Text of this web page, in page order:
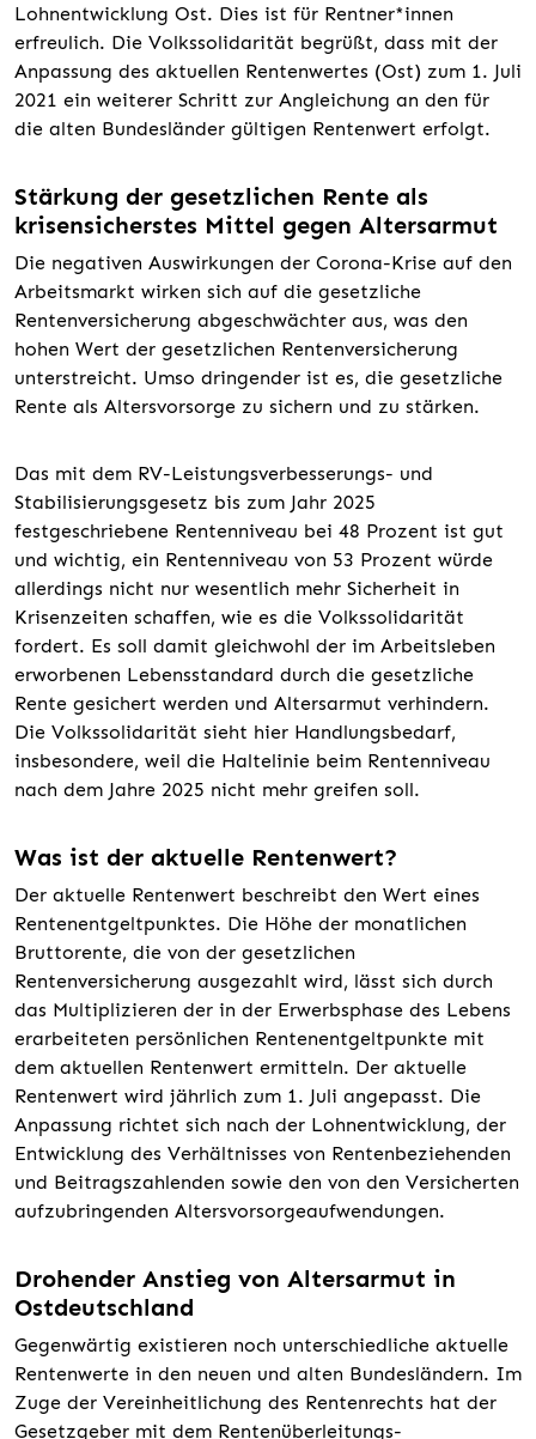
Lohnentwicklung Ost. Dies ist für Rentner*innen
erfreulich. Die Volkssolidarität begrüßt, dass mit der
Anpassung des aktuellen Rentenwertes (Ost) zum 1. Juli
2021 ein weiterer Schritt zur Angleichung an den für
die alten Bundesländer gültigen Rentenwert erfolgt.
Stärkung der gesetzlichen Rente als
krisensicherstes Mittel gegen Altersarmut
Die negativen Auswirkungen der Corona-Krise auf den
Arbeitsmarkt wirken sich auf die gesetzliche
Rentenversicherung abgeschwächter aus, was den
hohen Wert der gesetzlichen Rentenversicherung
unterstreicht. Umso dringender ist es, die gesetzliche
Rente als Altersvorsorge zu sichern und zu stärken.
Das mit dem RV-Leistungsverbesserungs- und
Stabilisierungsgesetz bis zum Jahr 2025
festgeschriebene Rentenniveau bei 48 Prozent ist gut
und wichtig, ein Rentenniveau von 53 Prozent würde
allerdings nicht nur wesentlich mehr Sicherheit in
Krisenzeiten schaffen, wie es die Volkssolidarität
fordert. Es soll damit gleichwohl der im Arbeitsleben
erworbenen Lebensstandard durch die gesetzliche
Rente gesichert werden und Altersarmut verhindern.
Die Volkssolidarität sieht hier Handlungsbedarf,
insbesondere, weil die Haltelinie beim Rentenniveau
nach dem Jahre 2025 nicht mehr greifen soll.
Was ist der aktuelle Rentenwert?
Der aktuelle Rentenwert beschreibt den Wert eines
Rentenentgeltpunktes. Die Höhe der monatlichen
Bruttorente, die von der gesetzlichen
Rentenversicherung ausgezahlt wird, lässt sich durch
das Multiplizieren der in der Erwerbsphase des Lebens
erarbeiteten persönlichen Rentenentgeltpunkte mit
dem aktuellen Rentenwert ermitteln. Der aktuelle
Rentenwert wird jährlich zum 1. Juli angepasst. Die
Anpassung richtet sich nach der Lohnentwicklung, der
Entwicklung des Verhältnisses von Rentenbeziehenden
und Beitragszahlenden sowie den von den Versicherten
aufzubringenden Altersvorsorgeaufwendungen.
Drohender Anstieg von Altersarmut in
Ostdeutschland
Gegenwärtig existieren noch unterschiedliche aktuelle
Rentenwerte in den neuen und alten Bundesländern. Im
Zuge der Vereinheitlichung des Rentenrechts hat der
Gesetzgeber mit dem Rentenüberleitungs-